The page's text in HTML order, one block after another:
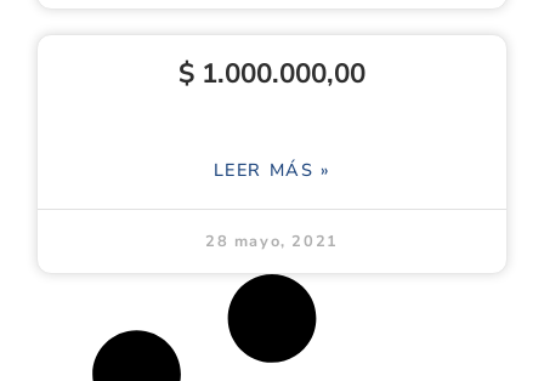
$ 1.000.000,00
LEER MÁS »
28 mayo, 2021